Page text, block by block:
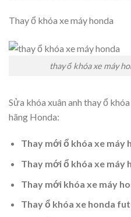
Thay ổ khóa xe máy honda
thay ổ khóa xe máy
Sửa khóa xuân anh thay ổ
hãng Honda:
Thay mới ổ khóa xe máy
Thay mớiổ khóa xe máy
Thay mớikhóa xe máy
Thay ổ khóa xe honda